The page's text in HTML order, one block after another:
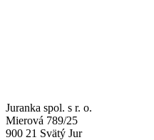
Juranka spol. s r. o.
Mierová 789/25
900 21 Svätý Jur